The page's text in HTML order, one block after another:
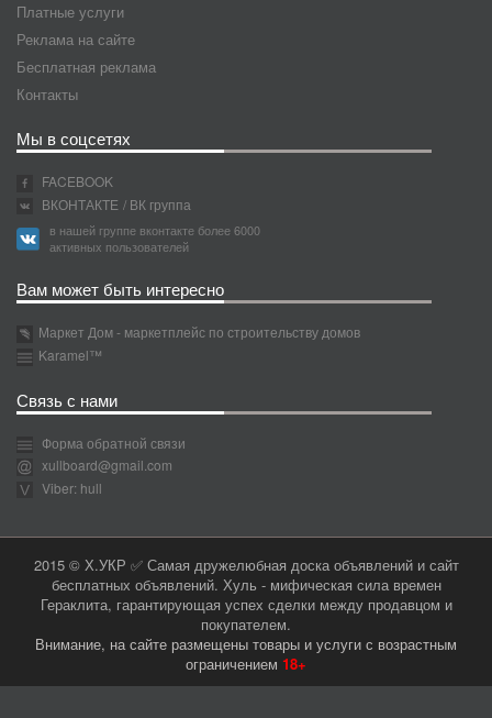
Платные услуги
Реклама на сайте
Бесплатная реклама
Контакты
Мы в соцсетях
FACEBOOK
ВКОНТАКТЕ / ВК группа
в нашей группе вконтакте более 6000
активных пользователей
Вам может быть интересно
Маркет Дом - маркетплейс по строительству домов
Karamel™
Связь с нами
Форма обратной связи
xullboard@gmail.com
Viber: hull
2015 © Х.УКР ✅ Самая дружелюбная доска объявлений и сайт
бесплатных объявлений. Хуль - мифическая сила времен
Гераклита, гарантирующая успех сделки между продавцом и
покупателем.
Внимание, на сайте размещены товары и услуги с возрастным
ограничением 18+